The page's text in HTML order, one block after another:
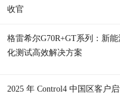
收官
格雷希尔G70R+GT系列：新
化测试高效解决方案
2025 年 Control4 中国区客户